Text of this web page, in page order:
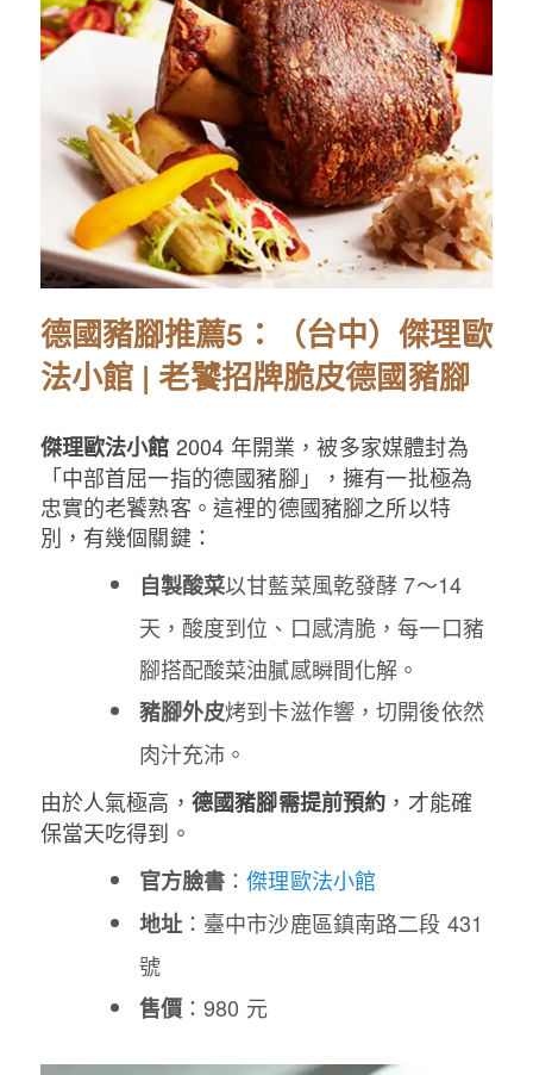
德國豬腳推薦5：（台中）傑理歐
法小館 | 老饕招牌脆皮德國豬腳
傑理歐法小館 2004 年開業，被多家媒體封為
「中部首屈一指的德國豬腳」，擁有一批極為
忠實的老饕熟客。這裡的德國豬腳之所以特
別，有幾個關鍵：
自製酸菜以甘藍菜風乾發酵 7～14
天，酸度到位、口感清脆，每一口豬
腳搭配酸菜油膩感瞬間化解。
豬腳外皮烤到卡滋作響，切開後依然
肉汁充沛。
由於人氣極高， 德國豬腳需提前預約 ，才能確
保當天吃得到。
官方臉書 ：傑理歐法小館
地址：臺中市沙鹿區鎮南路二段 431
號
售價：980 元